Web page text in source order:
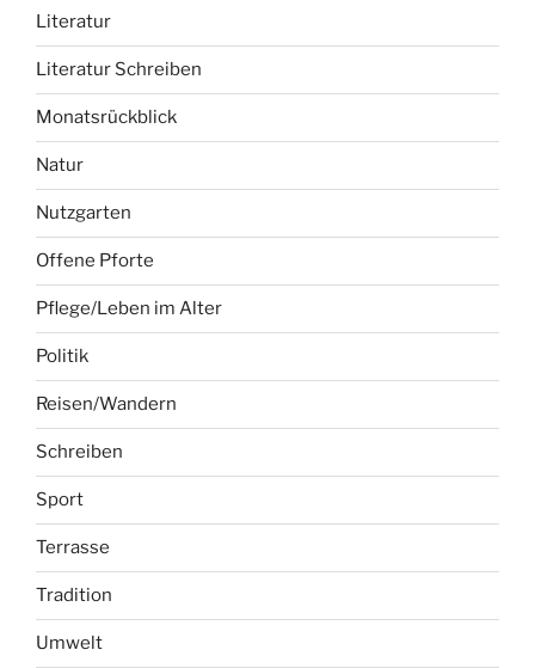
Leben
Literatur
Literatur Schreiben
Monatsrückblick
Natur
Nutzgarten
Offene Pforte
Pflege/Leben im Alter
Politik
Reisen/Wandern
Schreiben
Sport
Terrasse
Tradition